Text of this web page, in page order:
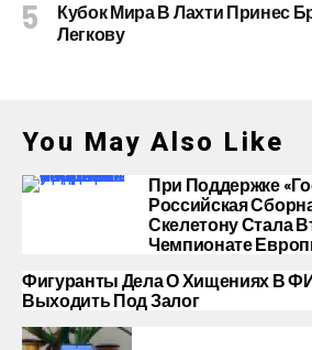
Кубок Мира В Лахти Принес
Легкову
You May Also Like
При Поддержке
Российская
Скелетону Стала
Чемпионате
Фигуранты Дела О Хищениях В
Выходить Под Залог